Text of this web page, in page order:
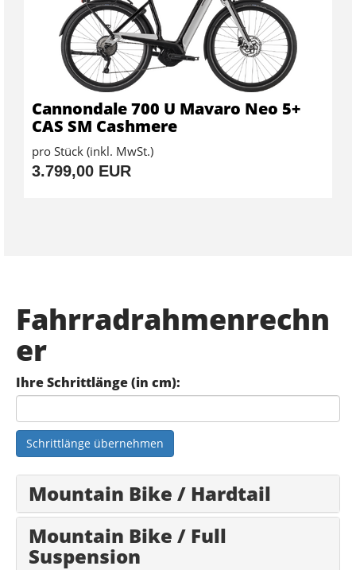
Cannondale 700 U Mavaro Neo 5+
CAS SM Cashmere
pro Stück (inkl. MwSt.)
3.799,00 EUR
Fahrradrahmenrechn
er
Ihre Schrittlänge (in cm):
Schrittlänge übernehmen
Mountain Bike / Hardtail
Mountain Bike / Full
Suspension